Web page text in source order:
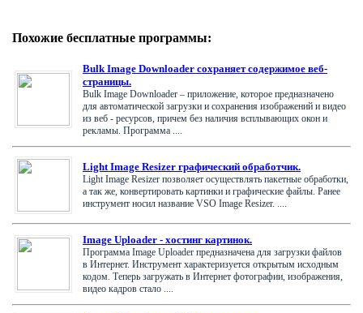
Похожие бесплатные программы:
Bulk Image Downloader сохраняет содержимое веб-
страницы.
Bulk Image Downloader – приложение, которое предназначено
для автоматической загрузки и сохранения изображений и видео
из веб - ресурсов, причем без наличия всплывающих окон и
рекламы. Программа ....
Light Image Resizer графический обработчик.
Light Image Resizer позволяет осуществлять пакетные обработки,
а так же, конвертировать картинки и графические файлы. Ранее
инструмент носил название VSO Image Resizer. ....
Image Uploader - хостинг картинок.
Программа Image Uploader предназначена для загрузки файлов
в Интернет. Инструмент характеризуется открытым исходным
кодом. Теперь загружать в Интернет фотографии, изображения,
видео кадров стало ....